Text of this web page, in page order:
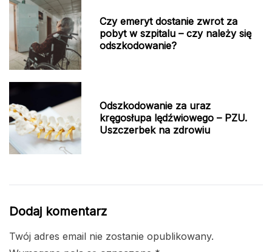
Czy emeryt dostanie zwrot za
pobyt w szpitalu – czy należy się
odszkodowanie?
Odszkodowanie za uraz
kręgosłupa lędźwiowego – PZU.
Uszczerbek na zdrowiu
Dodaj komentarz
Twój adres email nie zostanie opublikowany.